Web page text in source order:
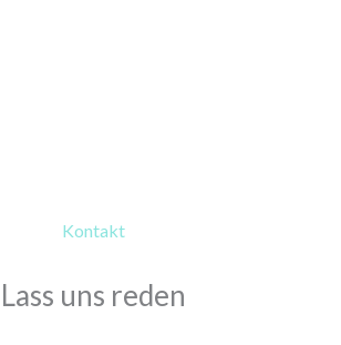
Kontakt
Lass uns reden